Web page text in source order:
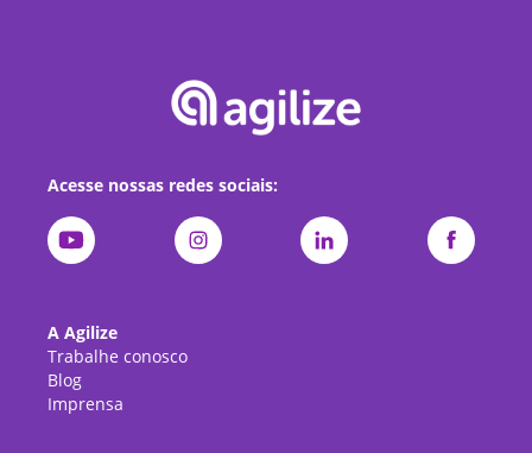
Acesse nossas redes sociais:
A Agilize
Trabalhe conosco
Blog
Imprensa